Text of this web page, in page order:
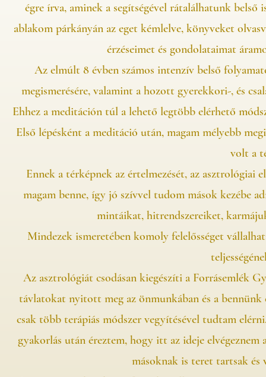
égre írva, aminek a segítségével rátalálhatunk
ablakom párkányán az eget kémlelve, könyveket
érzéseimet és gondolataimat
Az elmúlt 8 évben számos intenzív belső
megismerésére, valamint a hozott gyerekkori-, és
Ehhez a meditáción túl a lehető legtöbb elérhető
Első lépésként a meditáció után, magam mélyebb
volt a
Ennek a térképnek az értelmezését, az asztrológiai
magam benne, így jó szívvel tudom mások kezébe
mintáikat, hitrendszereiket,
Mindezek ismeretében komoly felelősséget
Az asztrológiát csodásan kiegészíti a Forrásemlék
távlatokat nyitott meg az önmunkában és a
csak több terápiás módszer vegyítésével tudtam
gyakorlás után éreztem, hogy itt az ideje
másoknak is teret tartsak és